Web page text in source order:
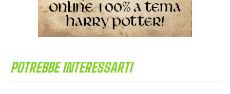
POTREBBE INTERESSARTI